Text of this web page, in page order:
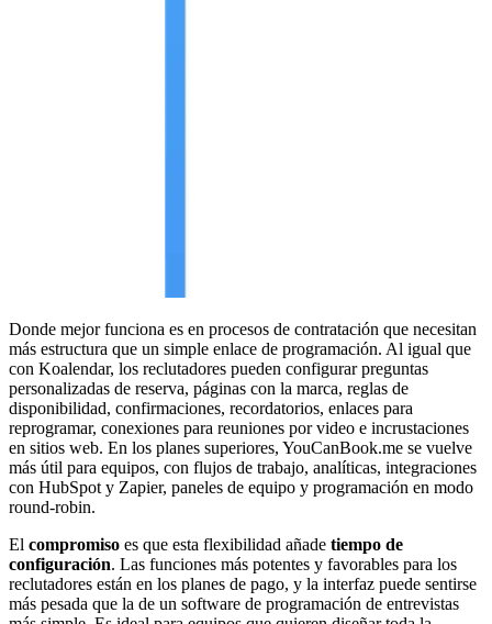
Donde mejor funciona es en procesos de contratación que necesitan
más estructura que un simple enlace de programación. Al igual que
con Koalendar, los reclutadores pueden configurar preguntas
personalizadas de reserva, páginas con la marca, reglas de
disponibilidad, confirmaciones, recordatorios, enlaces para
reprogramar, conexiones para reuniones por video e incrustaciones
en sitios web. En los planes superiores, YouCanBook.me se vuelve
más útil para equipos, con flujos de trabajo, analíticas, integraciones
con HubSpot y Zapier, paneles de equipo y programación en modo
round-robin.
El compromiso es que esta flexibilidad añade tiempo de
configuración. Las funciones más potentes y favorables para los
reclutadores están en los planes de pago, y la interfaz puede sentirse
más pesada que la de un software de programación de entrevistas